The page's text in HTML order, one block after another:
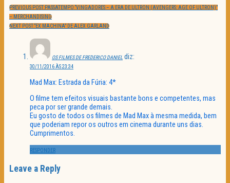
PREVIOUS POST:PASSATEMPO “VINGADORES – A ERA DE ULTRON (AVENGERS: AGE OF ULTRON)”
– MERCHANDISING
NEXT POST:“EX MACHINA” DE ALEX GARLAND
OS FILMES DE FREDERICO DANIEL diz:
30/11/2016 ÀS 23:34
Mad Max: Estrada da Fúria: 4*
O filme tem efeitos visuais bastante bons e competentes, mas
peca por ser grande demais.
Eu gosto de todos os filmes de Mad Max à mesma medida, bem
que poderiam repor os outros em cinema durante uns dias.
Cumprimentos.
RESPONDER
Leave a Reply